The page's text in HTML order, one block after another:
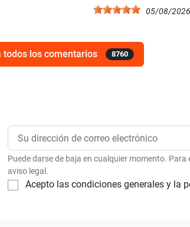
05/08/2026
todos los comentarios 8760
Puede darse de baja en cualquier momento.
aviso legal.
Acepto las condiciones generales y la